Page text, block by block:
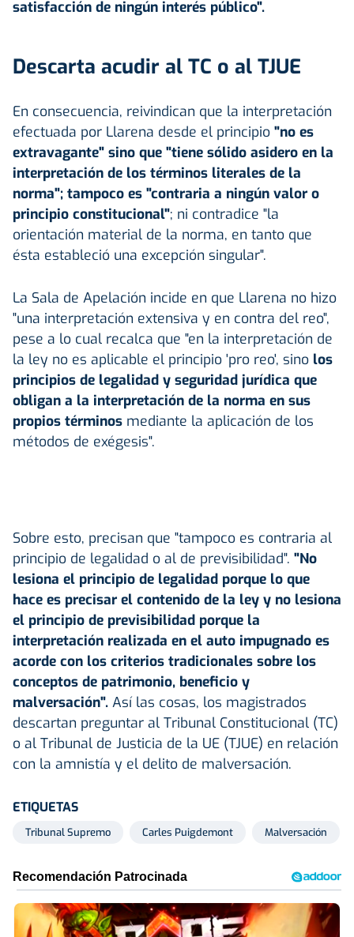
satisfacción de ningún interés público".
Descarta acudir al TC o al TJUE
En consecuencia, reivindican que la interpretación
efectuada por Llarena desde el principio "no es
extravagante" sino que "tiene sólido asidero en la
interpretación de los términos literales de la
norma"; tampoco es "contraria a ningún valor o
principio constitucional"; ni contradice "la
orientación material de la norma, en tanto que
ésta estableció una excepción singular".
La Sala de Apelación incide en que Llarena no hizo
"una interpretación extensiva y en contra del reo",
pese a lo cual recalca que "en la interpretación de
la ley no es aplicable el principio 'pro reo', sino los
principios de legalidad y seguridad jurídica que
obligan a la interpretación de la norma en sus
propios términos mediante la aplicación de los
métodos de exégesis".
Sobre esto, precisan que "tampoco es contraria al
principio de legalidad o al de previsibilidad". "No
lesiona el principio de legalidad porque lo que
hace es precisar el contenido de la ley y no lesiona
el principio de previsibilidad porque la
interpretación realizada en el auto impugnado es
acorde con los criterios tradicionales sobre los
conceptos de patrimonio, beneficio y
malversación". Así las cosas, los magistrados
descartan preguntar al Tribunal Constitucional (TC)
o al Tribunal de Justicia de la UE (TJUE) en relación
con la amnistía y el delito de malversación.
ETIQUETAS
Tribunal Supremo Carles Puigdemont Malversación